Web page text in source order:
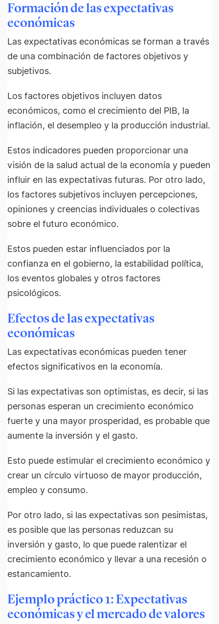
Formación de las expectativas
económicas
Las expectativas económicas se forman a través
de una combinación de factores objetivos y
subjetivos.
Los factores objetivos incluyen datos
económicos, como el crecimiento del PIB, la
inflación, el desempleo y la producción industrial.
Estos indicadores pueden proporcionar una
visión de la salud actual de la economía y pueden
influir en las expectativas futuras. Por otro lado,
los factores subjetivos incluyen percepciones,
opiniones y creencias individuales o colectivas
sobre el futuro económico.
Estos pueden estar influenciados por la
confianza en el gobierno, la estabilidad política,
los eventos globales y otros factores
psicológicos.
Efectos de las expectativas
económicas
Las expectativas económicas pueden tener
efectos significativos en la economía.
Si las expectativas son optimistas, es decir, si las
personas esperan un crecimiento económico
fuerte y una mayor prosperidad, es probable que
aumente la inversión y el gasto.
Esto puede estimular el crecimiento económico y
crear un círculo virtuoso de mayor producción,
empleo y consumo.
Por otro lado, si las expectativas son pesimistas,
es posible que las personas reduzcan su
inversión y gasto, lo que puede ralentizar el
crecimiento económico y llevar a una recesión o
estancamiento.
Ejemplo práctico 1: Expectativas
económicas y el mercado de valores